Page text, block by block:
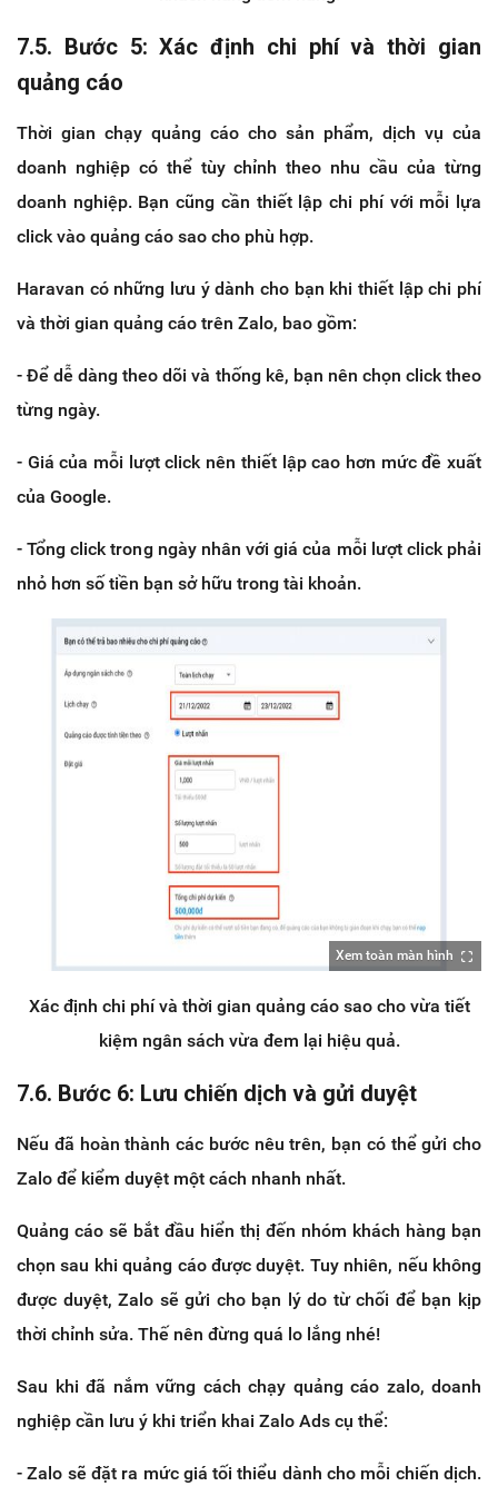
7.5. Bước 5: Xác định chi phí và thời gian
quảng cáo
Thời gian chạy quảng cáo cho sản phẩm, dịch vụ của
doanh nghiệp có thể tùy chỉnh theo nhu cầu của từng
doanh nghiệp. Bạn cũng cần thiết lập chi phí với mỗi lựa
click vào quảng cáo sao cho phù hợp.
Haravan có những lưu ý dành cho bạn khi thiết lập chi phí
và thời gian quảng cáo trên Zalo, bao gồm:
- Để dễ dàng theo dõi và thống kê, bạn nên chọn click theo
từng ngày.
- Giá của mỗi lượt click nên thiết lập cao hơn mức đề xuất
của Google.
- Tổng click trong ngày nhân với giá của mỗi lượt click phải
nhỏ hơn số tiền bạn sở hữu trong tài khoản.
Xem toàn màn hình
Xác định chi phí và thời gian quảng cáo sao cho vừa tiết
kiệm ngân sách vừa đem lại hiệu quả.
7.6. Bước 6: Lưu chiến dịch và gửi duyệt
Nếu đã hoàn thành các bước nêu trên, bạn có thể gửi cho
Zalo để kiểm duyệt một cách nhanh nhất.
Quảng cáo sẽ bắt đầu hiển thị đến nhóm khách hàng bạn
chọn sau khi quảng cáo được duyệt. Tuy nhiên, nếu không
được duyệt, Zalo sẽ gửi cho bạn lý do từ chối để bạn kịp
thời chỉnh sửa. Thế nên đừng quá lo lắng nhé!
Sau khi đã nắm vững cách chạy quảng cáo zalo, doanh
nghiệp cần lưu ý khi triển khai Zalo Ads cụ thể:
- Zalo sẽ đặt ra mức giá tối thiểu dành cho mỗi chiến dịch.